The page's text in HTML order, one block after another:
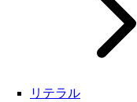
リテラル